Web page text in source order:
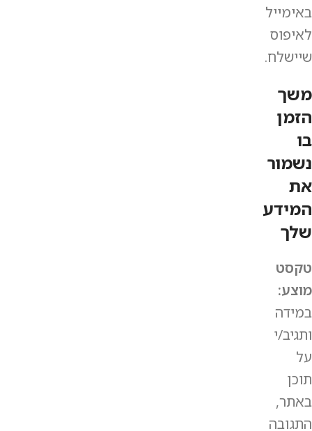
באימייל
לאיפוס
שיישלח.
משך
הזמן
בו
נשמור
את
המידע
שלך
טקסט
מוצע:
במידה
ותגיב/י
על
תוכן
באתר,
התגובה